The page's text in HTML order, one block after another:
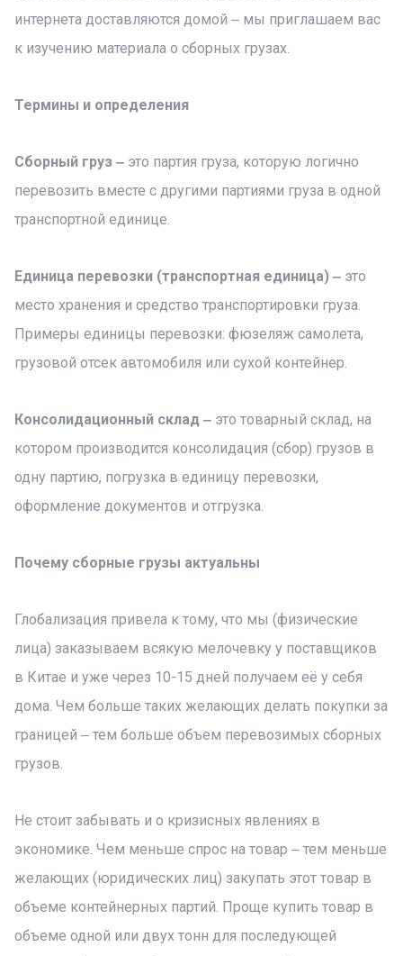
интернета доставляются домой ‒ мы приглашаем вас
к изучению материала о сборных грузах.
Термины и определения
Сборный груз ‒ это партия груза, которую логично
перевозить вместе с другими партиями груза в одной
транспортной единице.
Единица перевозки (транспортная единица) ‒ это
место хранения и средство транспортировки груза.
Примеры единицы перевозки: фюзеляж самолета,
грузовой отсек автомобиля или сухой контейнер.
Консолидационный склад ‒ это товарный склад, на
котором производится консолидация (сбор) грузов в
одну партию, погрузка в единицу перевозки,
оформление документов и отгрузка.
Почему сборные грузы актуальны
Глобализация привела к тому, что мы (физические
лица) заказываем всякую мелочевку у поставщиков
в Китае и уже через 10-15 дней получаем её у себя
дома. Чем больше таких желающих делать покупки за
границей ‒ тем больше объем перевозимых сборных
грузов.
Не стоит забывать и о кризисных явлениях в
экономике. Чем меньше спрос на товар ‒ тем меньше
желающих (юридических лиц) закупать этот товар в
объеме контейнерных партий. Проще купить товар в
объеме одной или двух тонн для последующей